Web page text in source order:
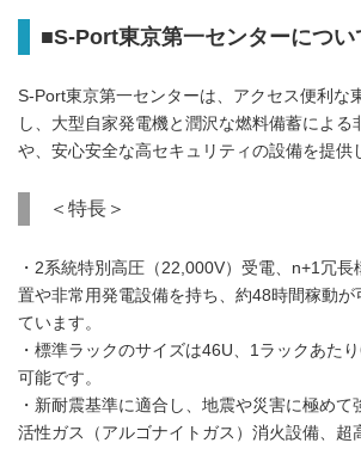
■S-Port東京第一センターについ
S-Port東京第一センターは、アクセス便利な
し、大型自家発電機と潤沢な燃料備蓄による
や、安心安全な高セキュリティの設備を提供
＜特長＞
・2系統特別高圧（22,000V）受電、n+1冗長
置や非常用発電設備を持ち、約48時間稼動が
ています。
・標準ラックのサイズは46U、1ラックあた
可能です。
・新耐震基準に適合し、地震や災害に極めて
活性ガス（アルゴナイトガス）消火設備、超